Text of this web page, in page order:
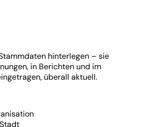
hinterlegen – sie
in Berichten und im
überall aktuell.